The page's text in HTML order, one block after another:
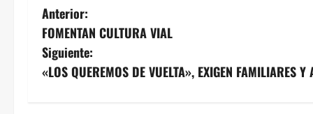
N
a
v
Anterior:
FOMENTAN CULTURA VIAL
Siguiente:
«LOS QUEREMOS DE VUELTA», EXIGEN FAMILIARES